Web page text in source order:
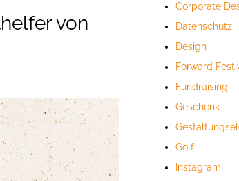
von
Corporate
Datenschutz
Design
Forward
Fundraising
Geschenk
Golf
Instagram